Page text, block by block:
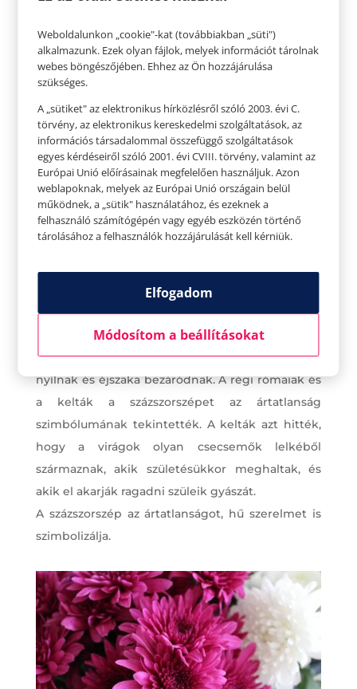
Lótusz
nőnek, és csak virágaik vannak a víz felett. A
lótuszok nagyon érdekesek, mivel viráguk
éjszaka bezárul, elmerül a vízben, majd amint
felkel a nap, újra megjelennek a felszínen. A
hosszú élet, a becsület, a jó szerencse, az elme és
a szív tisztasága, valamint az egészség
lótuszvirágon ülve rajzolják.
Százszorszép
A bájos százszorszép kis fehér virágai nappal
nyílnak és éjszaka bezáródnak. A régi rómaiak és
a kelták a százszorszépet az ártatlanság
szimbólumának tekintették. A kelták azt hitték,
hogy a virágok olyan csecsemők lelkéből
származnak, akik születésükkor meghaltak, és
akik el akarják ragadni szüleik gyászát.
A százszorszép az ártatlanságot, hű szerelmet is
szimbolizálja.
Weboldalunkon „cookie"-kat (továbbiakban „süti")
alkalmazunk. Ezek olyan fájlok, melyek információt tárolnak
webes böngészőjében. Ehhez az Ön hozzájárulása
szükséges.
A „sütiket" az elektronikus hírközlésről szóló 2003. évi C.
törvény, az elektronikus kereskedelmi szolgáltatások, az
információs társadalommal összefüggő szolgáltatások
egyes kérdéseiről szóló 2001. évi CVIII. törvény, valamint az
Európai Unió előírásainak megfelelően használjuk. Azon
weblapoknak, melyek az Európai Unió országain belül
működnek, a „sütik" használatához, és ezeknek a
felhasználó számítógépén vagy egyéb eszközén történő
tárolásához a felhasználók hozzájárulását kell kérniük.
Elfogadom
Módosítom a beállításokat